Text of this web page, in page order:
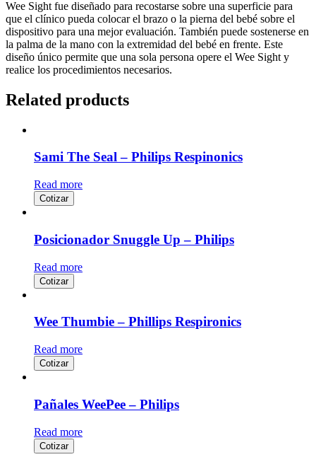
Wee Sight fue diseñado para recostarse sobre una superficie para
que el clínico pueda colocar el brazo o la pierna del bebé sobre el
dispositivo para una mejor evaluación. También puede sostenerse en
la palma de la mano con la extremidad del bebé en frente. Este
diseño único permite que una sola persona opere el Wee Sight y
realice los procedimientos necesarios.
Related products
Sami The Seal – Philips Respinonics
Read more
Cotizar
Posicionador Snuggle Up – Philips
Read more
Cotizar
Wee Thumbie – Phillips Respironics
Read more
Cotizar
Pañales WeePee – Philips
Read more
Cotizar